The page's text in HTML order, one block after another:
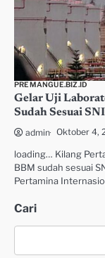
PREMANGUE.BIZ.ID
Gelar Uji
Sudah Sesuai SNI
admin Oktober 4,
loading… Kilang
BBM sudah sesuai
Pertamina
Cari